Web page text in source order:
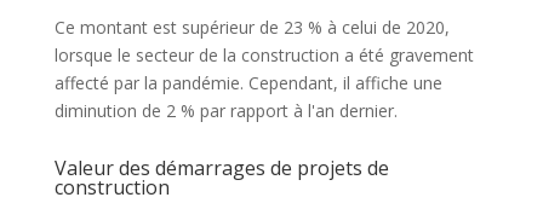
Ce montant est supérieur de 23 % à celui de 2020,
lorsque le secteur de la construction a été gravement
affecté par la pandémie. Cependant, il affiche une
diminution de 2 % par rapport à l'an dernier.
Valeur des démarrages de projets de
construction